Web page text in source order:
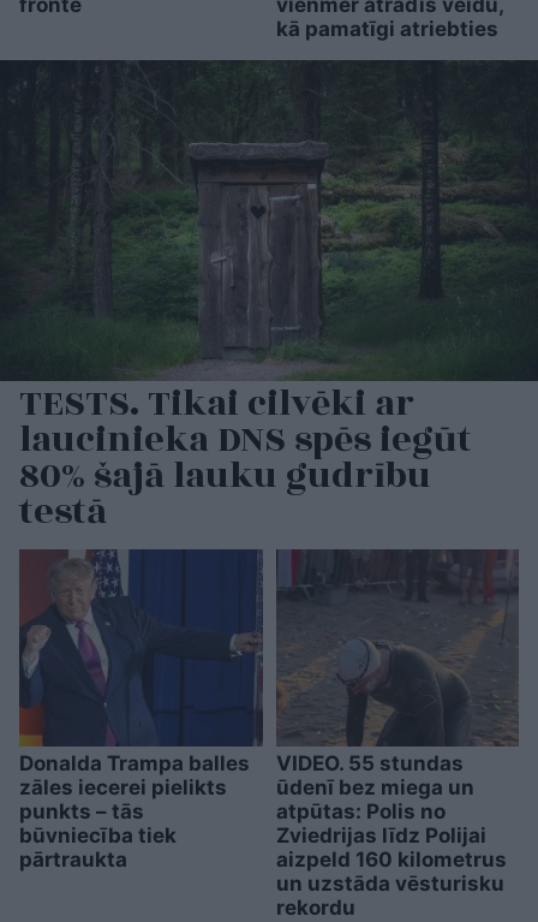
frontē
vienmēr atradīs veidu,
kā pamatīgi atriebties
TESTS. Tikai cilvēki ar
laucinieka DNS spēs iegūt
80% šajā lauku gudrību
testā
Donalda Trampa balles
zāles iecerei pielikts
punkts – tās
būvniecība tiek
pārtraukta
VIDEO. 55 stundas
ūdenī bez miega un
atpūtas: Polis no
Zviedrijas līdz Polijai
aizpeld 160 kilometrus
un uzstāda vēsturisku
rekordu